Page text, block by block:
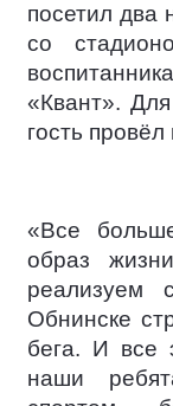
посетил два
со
«Квант».
гость
«Все
образ
реализуем
Обнинске
бега. И все
наши